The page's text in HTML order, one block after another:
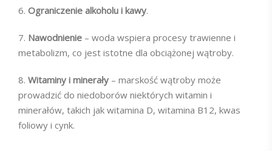
6. Ograniczenie alkoholu i kawy.
7. Nawodnienie – woda wspiera procesy trawienne i
metabolizm, co jest istotne dla obciążonej wątroby.
8. Witaminy i minerały – marskość wątroby może
prowadzić do niedoborów niektórych witamin i
minerałów, takich jak witamina D, witamina B12, kwas
foliowy i cynk.